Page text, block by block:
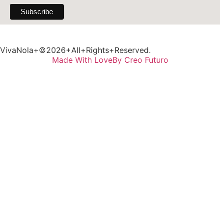
VivaNola+©2026+All+Rights+Reserved.
Made With LoveBy Creo Futuro